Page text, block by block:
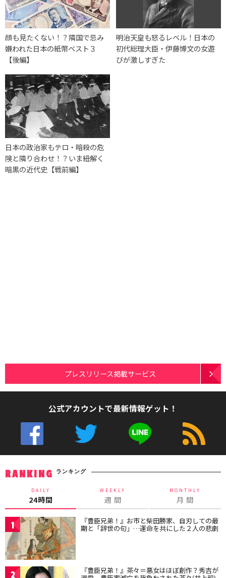
顔も見たくない！？隣国で忌み
嫌われた日本の紙幣ベスト３
【後編】
明治天皇も怒るレベル！日本の
初代総理大臣・伊藤博文の女遊
びが激しすぎた
日本の政治家もテロ・暗殺の危
険と隣り合わせ！？いま紐解く
暗黒の近代史【戦前編】
プレスリリース掲載サービス
公式アカウントで最新情報ゲット！
RANKING ランキング
DAILY
24時間
WEEKLY
週 間
MONTHLY
月 間
1 『豊臣兄弟！』お市と柴田勝家、自刃しての最
期と「辞世の句」…運命を共にした２人の悲劇
2 『豊臣兄弟！』茶々＝悪女はほぼ創作？秀吉が